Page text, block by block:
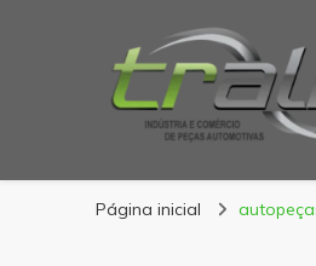
Blog
Tudo sobre seu veículo!
Página inicial